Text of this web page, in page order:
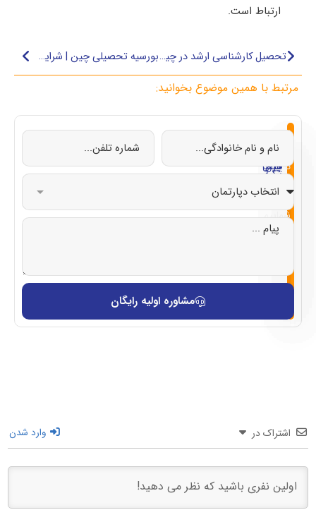
ارتباط است.
تحصیل کارشناسی ارشد در چین بورسیه تحصیلی چین | شرایط و زمان ثبت نام
مرتبط با همین موضوع بخوانید:
از
صفر
تا
با
شماییم
تحصیل
ترکیه
در
ایتالیا
در
چین
در
قبرس
مشاوره اولیه رایگان
اشتراک در وارد شدن